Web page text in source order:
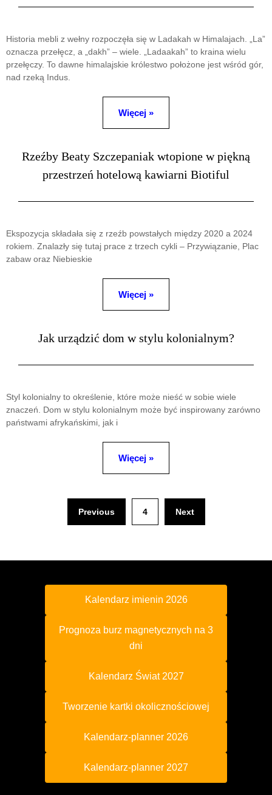
Historia mebli z wełny rozpoczęła się w Ladakah w Himalajach. „La”
oznacza przełęcz, a „dakh” – wiele. „Ladaakah” to kraina wielu
przełęczy. To dawne himalajskie królestwo położone jest wśród gór,
nad rzeką Indus.
Więcej »
Rzeźby Beaty Szczepaniak wtopione w piękną
przestrzeń hotelową kawiarni Biotiful
Ekspozycja składała się z rzeźb powstałych między 2020 a 2024
rokiem. Znalazły się tutaj prace z trzech cykli – Przywiązanie, Plac
zabaw oraz Niebieskie
Więcej »
Jak urządzić dom w stylu kolonialnym?
Styl kolonialny to określenie, które może nieść w sobie wiele
znaczeń. Dom w stylu kolonialnym może być inspirowany zarówno
państwami afrykańskimi, jak i
Więcej »
Previous 4 Next
Kalendarz imienin 2026
Prognoza burz magnetycznych na 3
dni
Kalendarz Świat 2027
Tworzenie kartki okolicznościowej
Kalendarz-planner 2026
Kalendarz-planner 2027